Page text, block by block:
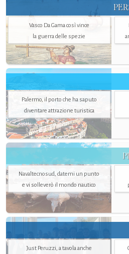
Vasco Da Gama così vince
la guerra delle spezie
Palermo, il porto che ha saputo
diventare attrazione turistica
Navaltecnosud, datemi un punto
e vi solleverò il mondo nautico
Just Peruzzi, a tavola anche